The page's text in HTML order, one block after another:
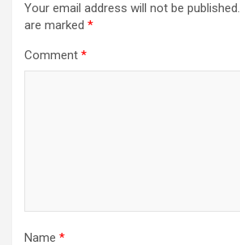
Your email address will not be published.
are marked *
Comment *
Name *